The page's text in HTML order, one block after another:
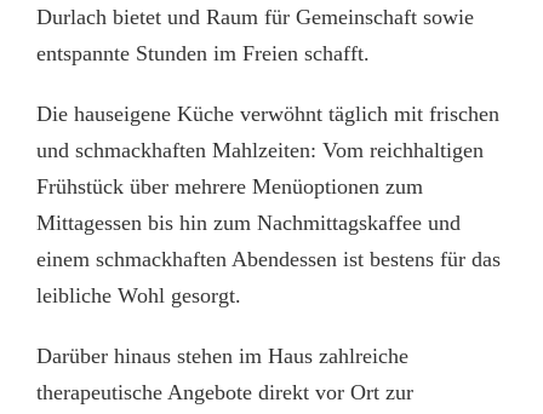
Durlach bietet und Raum für Gemeinschaft sowie
entspannte Stunden im Freien schafft.
Die hauseigene Küche verwöhnt täglich mit frischen
und schmackhaften Mahlzeiten: Vom reichhaltigen
Frühstück über mehrere Menüoptionen zum
Mittagessen bis hin zum Nachmittagskaffee und
einem schmackhaften Abendessen ist bestens für das
leibliche Wohl gesorgt.
Darüber hinaus stehen im Haus zahlreiche
therapeutische Angebote direkt vor Ort zur